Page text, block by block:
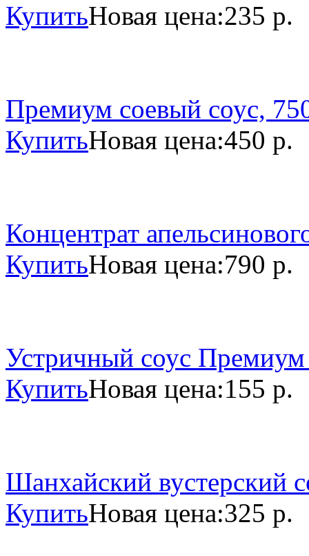
КупитьНовая цена:235 р.
Премиум соевый соус,
КупитьНовая цена:450 р.
Концентрат
КупитьНовая цена:790 р.
Устричный соус
КупитьНовая цена:155 р.
Шанхайский вустерский
КупитьНовая цена:325 р.